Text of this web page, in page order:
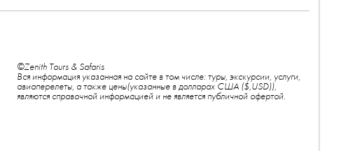
©Zenith Tours & Safaris
Вся информация указанная на сайте в том числе: туры, экскурсии, услуги,
авиаперелеты, а также цены(указанные в долларах США ($,USD)),
являются справочной информацией и не является публичной офертой.